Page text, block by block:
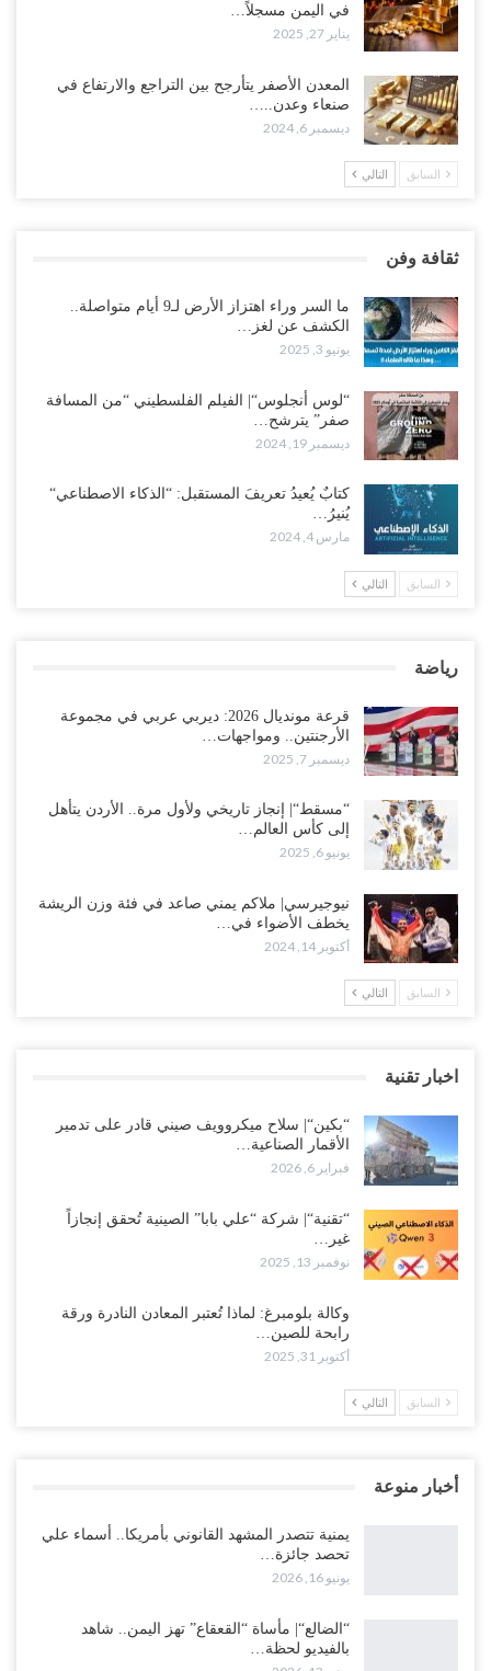
في اليمن مسجلاً…
يناير 27, 2025
المعدن الأصفر يتأرجح بين التراجع والارتفاع في
صنعاء وعدن..…
ديسمبر 6, 2024
السابق التالي
ثقافة وفن
ما السر وراء اهتزاز الأرض لـ9 أيام متواصلة..
الكشف عن لغز…
يونيو 3, 2025
“لوس أنجلوس“| الفيلم الفلسطيني “من المسافة
صفر” يترشح…
ديسمبر 19, 2024
كتابٌ يُعيدُ تعريفَ المستقبل: “الذكاء الاصطناعي“
يُنيرُ…
مارس 4, 2024
السابق التالي
رياضة
قرعة مونديال 2026: ديربي عربي في مجموعة
الأرجنتين.. ومواجهات…
ديسمبر 7, 2025
“مسقط“| إنجاز تاريخي ولأول مرة.. الأردن يتأهل
إلى كأس العالم…
يونيو 6, 2025
نيوجيرسي| ملاكم يمني صاعد في فئة وزن الريشة
يخطف الأضواء في…
أكتوبر 14, 2024
السابق التالي
اخبار تقنية
“بكين“| سلاح ميكروويف صيني قادر على تدمير
الأقمار الصناعية…
فبراير 6, 2026
“تقنية“| شركة “علي بابا” الصينية تُحقق إنجازاً
غير…
نوفمبر 13, 2025
وكالة بلومبرغ: لماذا تُعتبر المعادن النادرة ورقة
رابحة للصين…
أكتوبر 31, 2025
السابق التالي
أخبار منوعة
يمنية تتصدر المشهد القانوني بأمريكا.. أسماء علي
تحصد جائزة…
يونيو 16, 2026
“الضالع“| مأساة “القعقاع” تهز اليمن.. شاهد
بالفيديو لحظة…